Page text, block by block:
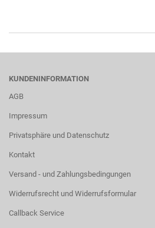
KUNDENINFORMATION
AGB
Impressum
Privatsphäre und Datenschutz
Kontakt
Versand - und Zahlungsbedingungen
Widerrufsrecht und Widerrufsformular
Callback Service